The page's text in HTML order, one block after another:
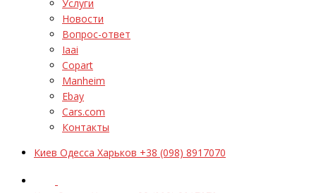
Услуги
Новости
Вопрос-ответ
Iaai
Copart
Manheim
Ebay
Cars.com
Контакты
Киев Одесса Харьков +38 (098) 8917070